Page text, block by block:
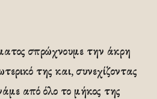
σπρώχνουμε την άκρη
της και, συνεχίζοντας
από όλο το μήκος της